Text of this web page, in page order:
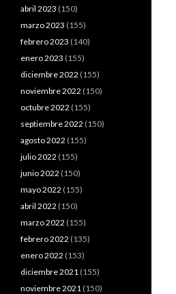
abril 2023 (150)
marzo 2023 (155)
febrero 2023 (140)
enero 2023 (155)
diciembre 2022 (155)
noviembre 2022 (150)
octubre 2022 (155)
septiembre 2022 (150)
agosto 2022 (155)
julio 2022 (155)
junio 2022 (150)
mayo 2022 (155)
abril 2022 (150)
marzo 2022 (155)
febrero 2022 (135)
enero 2022 (153)
diciembre 2021 (155)
noviembre 2021 (150)